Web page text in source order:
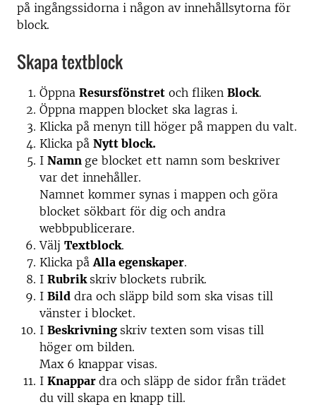
på ingångssidorna i någon av innehållsytorna för
block.
Skapa textblock
Öppna Resursfönstret och fliken Block.
Öppna mappen blocket ska lagras i.
Klicka på menyn till höger på mappen du valt.
Klicka på Nytt block.
I Namn ge blocket ett namn som beskriver
var det innehåller.
Namnet kommer synas i mappen och göra
blocket sökbart för dig och andra
webbpublicerare.
Välj Textblock.
Klicka påAlla egenskaper.
I Rubrik skriv blockets rubrik.
I Bild dra och släpp bild som ska visas till
vänster i blocket.
I Beskrivning skriv texten som visas till
höger om bilden.
Max 6 knappar visas.
I Knappar dra och släpp de sidor från trädet
du vill skapa en knapp till.